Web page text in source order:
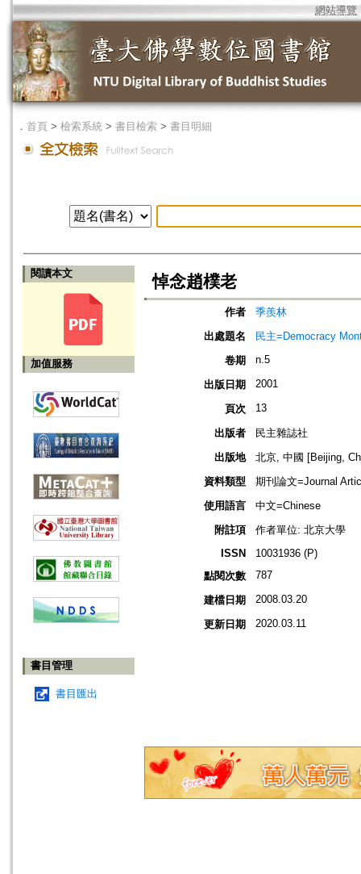
網站導覽
． 首頁 > 檢索系統 > 書目檢索 > 書目明細
閱讀本文
加值服務
書目管理
書目匯出
悼念趙樸老
作者
季羨林
出處題名
民主=Democracy
卷期
n.5
出版日期 2001
頁次 13
出版者
民主雜誌社
出版地
北京, 中國 [Beijing,
資料類型
期刊論文=Journal
使用語言
中文=Chinese
附註項
作者單位: 北京大學
ISSN
10031936 (P)
點閱次數
787
建檔日期 2008.03.20
更新日期 2020.03.11